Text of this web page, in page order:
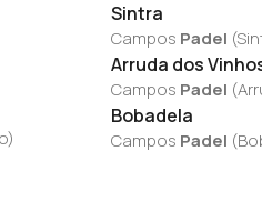
)
Sintra
Campos Padel (
Arruda dos
Campos Padel (
Bobadela
Campos Padel (